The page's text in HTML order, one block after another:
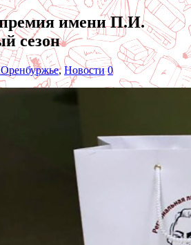
имени П.И.
сезон
, Новости 0